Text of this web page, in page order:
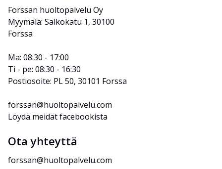
Forssan huoltopalvelu Oy
Myymälä: Salkokatu 1, 30100
Forssa
Ma: 08:30 - 17:00
Ti - pe: 08:30 - 16:30
Postiosoite: PL 50, 30101 Forssa
forssan@huoltopalvelu.com
Löydä meidät facebookista
Ota yhteyttä
forssan@huoltopalvelu.com